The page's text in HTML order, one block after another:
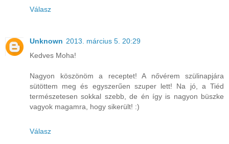
Válasz
Unknown 2013. március 5. 20:29
Kedves Moha!
Nagyon köszönöm a receptet! A nővérem szülinapjára
sütöttem meg és egyszerűen szuper lett! Na jó, a Tiéd
természetesen sokkal szebb, de én így is nagyon büszke
vagyok magamra, hogy sikerült! :)
Válasz